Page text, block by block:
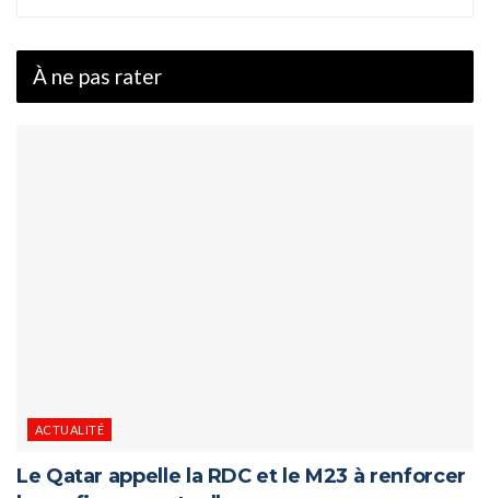
À ne pas rater
ACTUALITÉ
Le Qatar appelle la RDC et le M23 à renforcer